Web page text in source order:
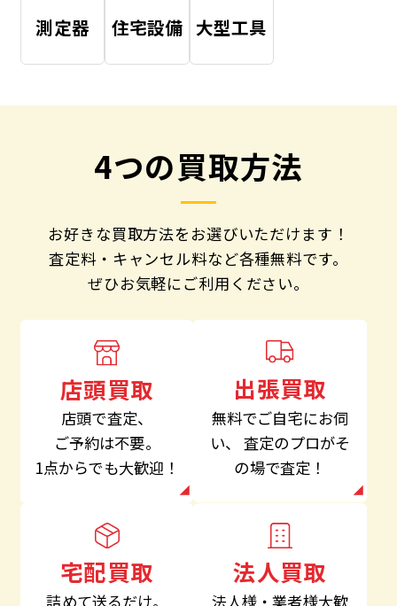
測定器 住宅設備 大型工具
4つの買取方法
お好きな買取方法をお選びいただけます！
査定料・キャンセル料など各種無料です。
ぜひお気軽にご利用ください。
店頭買取
店頭で査定、
ご予約は不要。
1点からでも大歓迎！
出張買取
無料でご自宅にお伺
い、
査定のプロがそ
の場で査定！
宅配買取
詰めて送るだけ。
法人買取
法人様・業者様大歓